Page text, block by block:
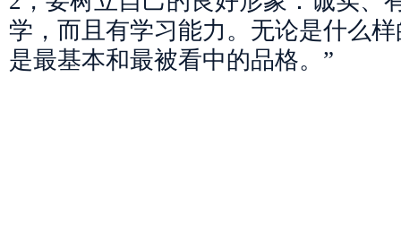
学，而且有学习能力。无论是什么
是最基本和最被看中的品格。”